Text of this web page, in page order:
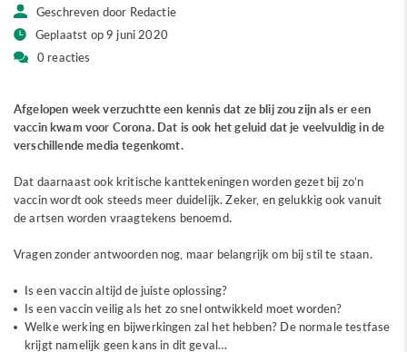
Geschreven door Redactie
Geplaatst op 9 juni 2020
0 reacties
Afgelopen week verzuchtte een kennis dat ze blij zou zijn als er een
vaccin kwam voor Corona. Dat is ook het geluid dat je veelvuldig in de
verschillende media tegenkomt.
Dat daarnaast ook kritische kanttekeningen worden gezet bij zo’n
vaccin wordt ook steeds meer duidelijk. Zeker, en gelukkig ook vanuit
de artsen worden vraagtekens benoemd.
Vragen zonder antwoorden nog, maar belangrijk om bij stil te staan.
Is een vaccin altijd de juiste oplossing?
Is een vaccin veilig als het zo snel ontwikkeld moet worden?
Welke werking en bijwerkingen zal het hebben? De normale testfase
krijgt namelijk geen kans in dit geval…